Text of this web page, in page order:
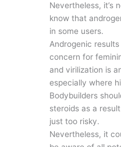
Nevertheless, it’s
know that
in some users.
Androgenic
concern for
and virilization is
especially where
Bodybuilders
steroids as a
just too risky.
Nevertheless, it